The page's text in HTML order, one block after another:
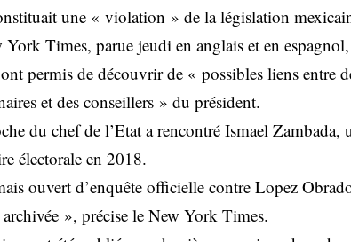
une « violation » de la législation
York Times, parue jeudi en anglais et en
permis de découvrir de « possibles liens entre
et des conseillers » du président.
du chef de l’Etat a rencontré Ismael Zambada,
électorale en 2018.
ouvert d’enquête officielle contre Lopez
archivée », précise le New York Times.